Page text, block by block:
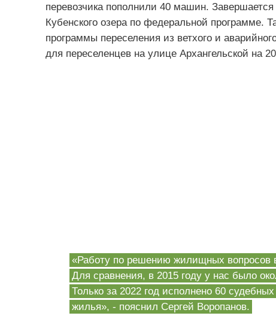
перевозчика пополнили 40 машин.
Кубенского озера по федеральной программе.
программы переселения из ветхого и
для переселенцев на улице Архангельской на
«Работу по решению жилищных вопросов
Для сравнения, в 2015 году у нас было
Только за 2022 год исполнено 60
жилья», - пояснил Сергей Воропанов.